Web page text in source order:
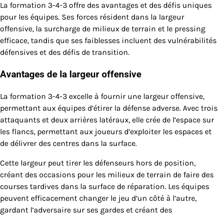
La formation 3-4-3 offre des avantages et des défis uniques
pour les équipes. Ses forces résident dans la largeur
offensive, la surcharge de milieux de terrain et le pressing
efficace, tandis que ses faiblesses incluent des vulnérabilités
défensives et des défis de transition.
Avantages de la largeur offensive
La formation 3-4-3 excelle à fournir une largeur offensive,
permettant aux équipes d’étirer la défense adverse. Avec trois
attaquants et deux arrières latéraux, elle crée de l’espace sur
les flancs, permettant aux joueurs d’exploiter les espaces et
de délivrer des centres dans la surface.
Cette largeur peut tirer les défenseurs hors de position,
créant des occasions pour les milieux de terrain de faire des
courses tardives dans la surface de réparation. Les équipes
peuvent efficacement changer le jeu d’un côté à l’autre,
gardant l’adversaire sur ses gardes et créant des